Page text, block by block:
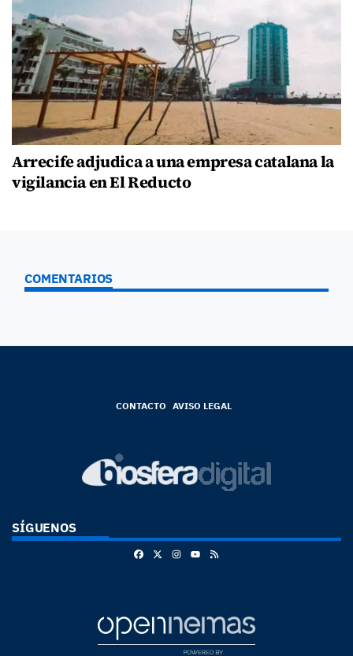
Arrecife adjudica a una empresa catalana la
vigilancia en El Reducto
COMENTARIOS
CONTACTO AVISO LEGAL
SÍGUENOS
FacebookInstagram